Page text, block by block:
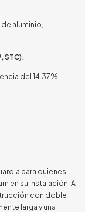
aluminio,
STC):
del 14.37%.
para quienes
en su instalación. A
con doble
larga y una